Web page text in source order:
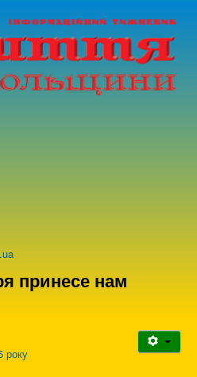
Про нас
зв'язок
принесе нам
року